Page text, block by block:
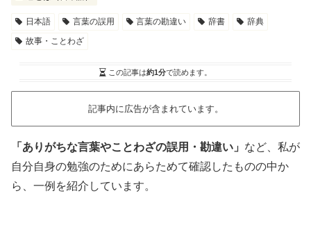
日本語 言葉の誤用 言葉の勘違い 辞書
辞典
故事・ことわざ
この記事は約1分で読めます。
記事内に広告が含まれています。
「ありがちな言葉やことわざの誤用・勘違い」 など、私が
自分自身の勉強のためにあらためて確認したものの中か
ら、一例を紹介しています。